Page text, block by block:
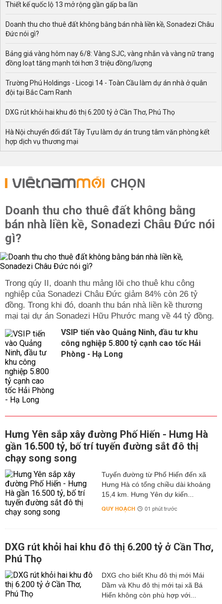
Thiết kế quốc lộ 13 mở rộng gần gấp ba lần
Doanh thu cho thuê đất không bằng bán nhà liền kề, Sonadezi Châu
Đức nói gì?
Bảng giá vàng hôm nay 6/8: Vàng SJC, vàng nhẫn và vàng nữ trang
đồng loạt tăng mạnh tới hơn 3 triệu đồng/lượng
Trường Phú Holdings - Licogi 14 - Toàn Cầu làm dự án nhà ở quân
đội tại Bắc Cam Ranh
DXG rút khỏi hai khu đô thị 6.200 tỷ ở Cần Thơ, Phú Thọ
Hà Nội chuyển đổi đất Tây Tựu làm dự án trung tâm văn phòng kết
hợp dịch vụ thương mại
CHỌN
Doanh thu cho thuê đất không bằng
bán nhà liền kề, Sonadezi Châu Đức nói
gì?
Trong qúy II, doanh thu mảng lõi cho thuê khu công
nghiệp của Sonadezi Châu Đức giảm 84% còn 26 tỷ
đồng. Trong khi đó, doanh thu bán nhà liền kề thương
mại tại dự án Sonadezi Hữu Phước mang về 44 tỷ đồng.
VSIP tiến vào Quảng Ninh, đầu tư khu
công nghiệp 5.800 tỷ cạnh cao tốc Hải
Phòng - Hạ Long
Hưng Yên sắp xây đường Phố Hiến - Hưng Hà
gần 16.500 tỷ, bố trí tuyến đường sắt đô thị
chạy song song
Tuyến đường từ Phố Hiến đến xã
Hưng Hà có tổng chiều dài khoảng
15,4 km. Hưng Yên dự kiến...
QUY HOẠCH 01 phút trước
DXG rút khỏi hai khu đô thị 6.200 tỷ ở Cần Thơ,
Phú Thọ
DXG cho biết Khu đô thị mới Mái
Dầm và Khu đô thị mới tại xã Bá
Hiến không còn phù hợp với...